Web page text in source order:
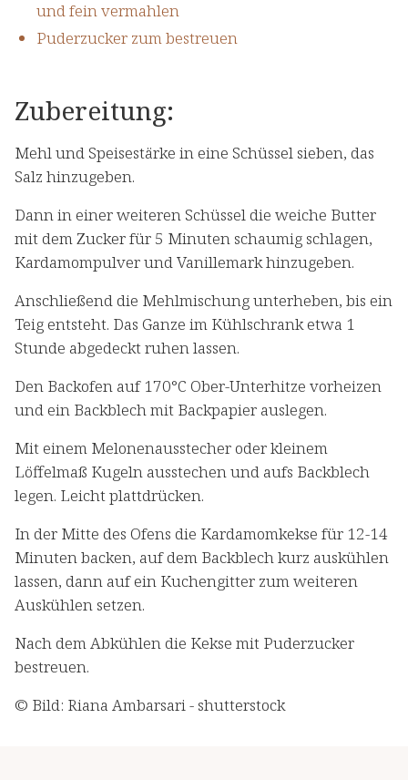
und fein vermahlen
Puderzucker zum bestreuen
Zubereitung:
Mehl und Speisestärke in eine Schüssel sieben, das
Salz hinzugeben.
Dann in einer weiteren Schüssel die weiche Butter
mit dem Zucker für 5 Minuten schaumig schlagen,
Kardamompulver und Vanillemark hinzugeben.
Anschließend die Mehlmischung unterheben, bis ein
Teig entsteht. Das Ganze im Kühlschrank etwa 1
Stunde abgedeckt ruhen lassen.
Den Backofen auf 170°C Ober-Unterhitze vorheizen
und ein Backblech mit Backpapier auslegen.
Mit einem Melonenausstecher oder kleinem
Löffelmaß Kugeln ausstechen und aufs Backblech
legen. Leicht plattdrücken.
In der Mitte des Ofens die Kardamomkekse für 12-14
Minuten backen, auf dem Backblech kurz auskühlen
lassen, dann auf ein Kuchengitter zum weiteren
Auskühlen setzen.
Nach dem Abkühlen die Kekse mit Puderzucker
bestreuen.
© Bild: Riana Ambarsari - shutterstock